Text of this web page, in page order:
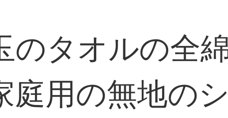
のタオルの全
庭用の無地の